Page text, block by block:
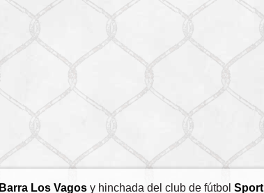
Barra Los Vagosy hinchada del club de fútbol